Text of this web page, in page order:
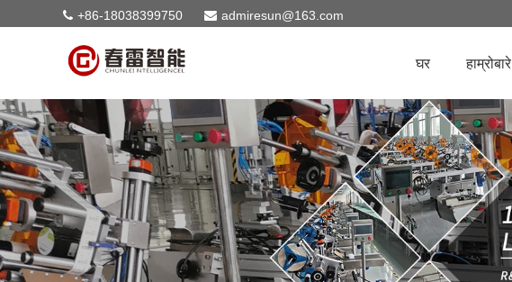
+86-18038399750 admiresun@163.com
घर हाम्रोबारे